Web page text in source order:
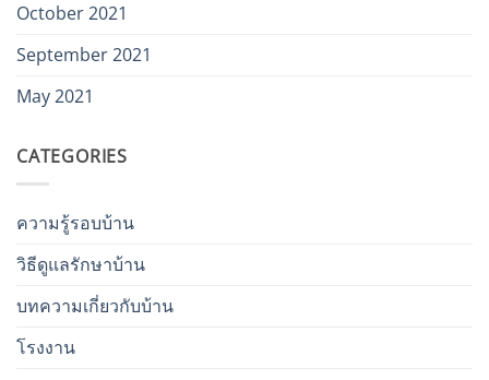
October 2021
September 2021
May 2021
CATEGORIES
ความรู้รอบบ้าน
วิธีดูแลรักษาบ้าน
บทความเกี่ยวกับบ้าน
โรงงาน